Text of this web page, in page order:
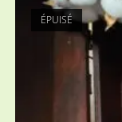
ÉPUISÉ